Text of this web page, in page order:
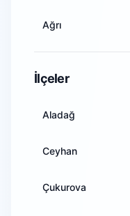
Ağrı
İlçeler
Aladağ
Ceyhan
Çukurova